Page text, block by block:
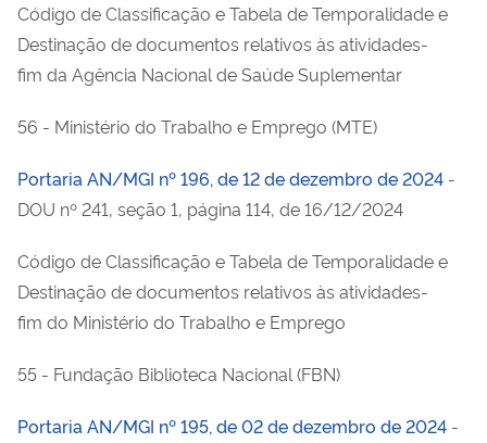
Código de Classificação e Tabela de Temporalidade e
Destinação de documentos relativos às atividades-
fim da Agência Nacional de Saúde Suplementar
56 - Ministério do Trabalho e Emprego (MTE)
Portaria AN/MGI nº 196, de 12 de dezembro de 2024 -
DOU nº 241, seção 1, página 114, de 16/12/2024
Código de Classificação e Tabela de Temporalidade e
Destinação de documentos relativos às atividades-
fim do Ministério do Trabalho e Emprego
55 - Fundação Biblioteca Nacional (FBN)
Portaria AN/MGI nº 195, de 02 de dezembro de 2024 -